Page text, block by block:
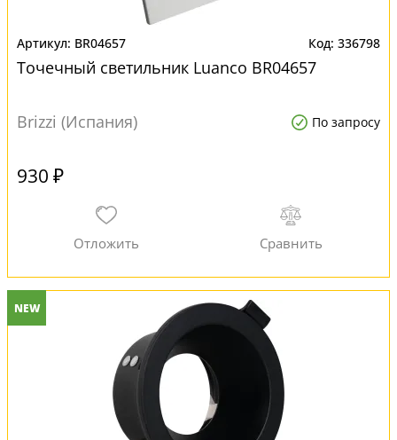
BR04657 336798
Точечный светильник Luanco BR04657
Brizzi (Испания) По запросу
930 ₽
NEW